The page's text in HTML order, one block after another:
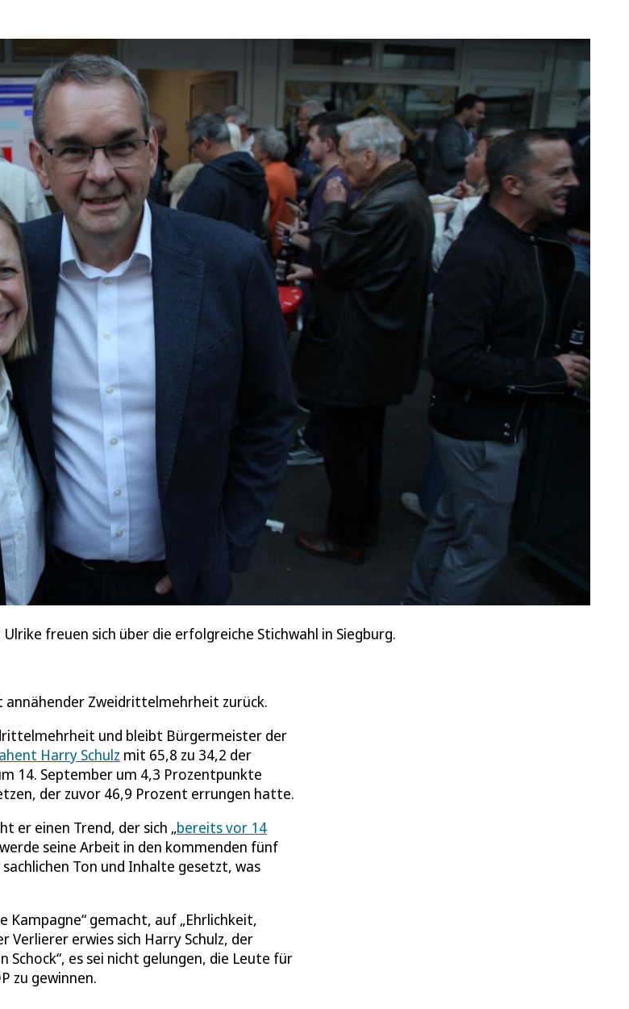
freuen sich über die erfolgreiche Stichwahl in Siegburg.
Zweidrittelmehrheit zurück.
und bleibt Bürgermeister der
Harry Schulz mit 65,8 zu 34,2 der
14. September um 4,3 Prozentpunkte
der zuvor 46,9 Prozent errungen hatte.
er einen Trend, der sich „bereits vor 14
seine Arbeit in den kommenden fünf
Ton und Inhalte gesetzt, was
Kampagne“ gemacht, auf „Ehrlichkeit,
erwies sich Harry Schulz, der
Schock“, es sei nicht gelungen, die Leute für
zu gewinnen.